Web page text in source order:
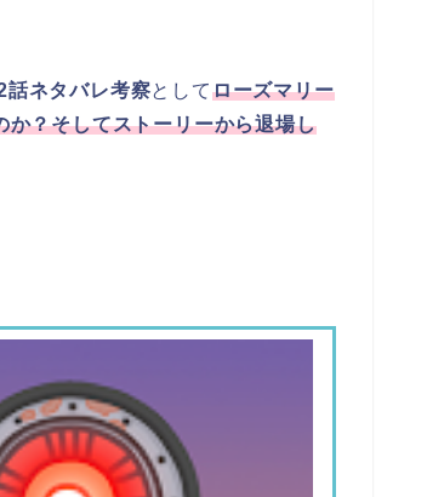
話ネタバレ考察としてローズマリー
？そしてストーリーから退場し